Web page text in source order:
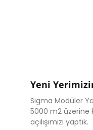
Yeni
Sigma Modüler
5000 m2 üzerine
açılışımızı yaptık.